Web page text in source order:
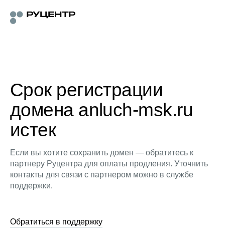
Срок регистрации
домена anluch-msk.ru
истек
Если вы хотите сохранить домен — обратитесь к
партнеру Руцентра для оплаты продления. Уточнить
контакты для связи с партнером можно в службе
поддержки.
Обратиться в поддержку